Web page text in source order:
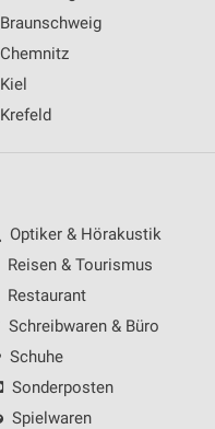
Braunschweig
Chemnitz
Kiel
Krefeld
Optiker & Hörakustik
Reisen & Tourismus
Restaurant
Schreibwaren & Büro
Schuhe
Sonderposten
Spielwaren